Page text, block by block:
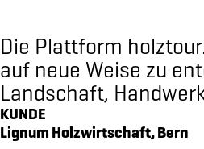
makenidentität für PIER SÜD
social media konzept für
standkonzept iheimisch
makenidentität für elektro
markenidentität für growcare
Die Plattform
auf neue Weise zu
Landschaft,
KUNDE
Lignum Holzwirtschaft, Bern